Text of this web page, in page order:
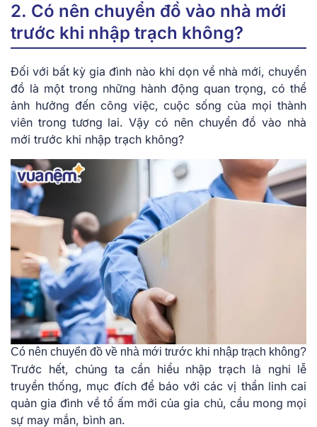
2. Có nên chuyển đồ vào nhà mới
trước khi nhập trạch không?
Đối với bất kỳ gia đình nào khi dọn về nhà mới, chuyển
đồ là một trong những hành động quan trọng, có thể
ảnh hưởng đến công việc, cuộc sống của mọi thành
viên trong tương lai. Vậy có nên chuyển đồ vào nhà
mới trước khi nhập trạch không?
Có nên chuyển đồ về nhà mới trước khi nhập trạch không?
Trước hết, chúng ta cần hiểu nhập trạch là nghi lễ
truyền thống, mục đích để báo với các vị thần linh cai
quản gia đình về tổ ấm mới của gia chủ, cầu mong mọi
sự may mắn, bình an.